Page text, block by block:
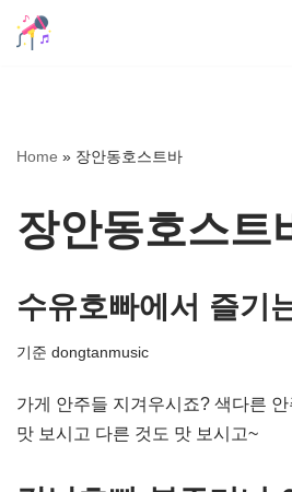
로
너
뛰
Home » 장안동호스트바
장안동호스트
수유호빠에서 즐기
기준 dongtanmusic
가게 안주들 지겨우시죠? 색다른
맛 보시고 다른 것도 맛 보시고~